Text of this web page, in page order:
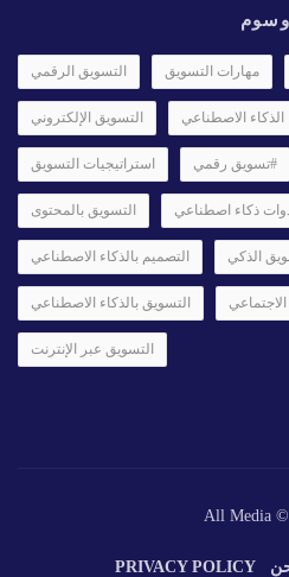
وسوم
التسويق الرقمي مهارات التسويق
التسويق الإلكتروني الذكاء الاصطناعي
استراتيجيات التسويق #تسويق رقمي
التسويق بالمحتوى ذكاء اصطناعي
التصميم بالذكاء الاصطناعي الذكي
التسويق بالذكاء الاصطناعي
التسويق عبر الإنترنت
All Media ©
PRIVACY POLICY